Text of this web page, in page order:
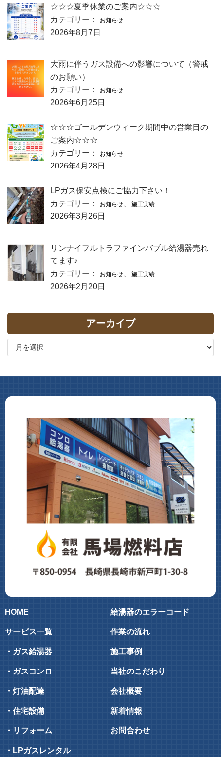
☆☆☆夏季休業のご案内☆☆☆
カテゴリー：
お知らせ
2026年8月7日
大雨に伴うガス設備への影響について（警戒
のお願い）
カテゴリー：
お知らせ
2026年6月25日
☆☆☆ゴールデンウィーク期間中の営業日の
ご案内☆☆☆
カテゴリー：
お知らせ
2026年4月28日
LPガス保安点検にご協力下さい！
カテゴリー：
お知らせ 施工実績
2026年3月26日
リンナイフルトラファインバブル給湯器売れ
てます♪
カテゴリー：
お知らせ 施工実績
2026年2月20日
アーカイブ
HOME
サービス一覧
・ガス給湯器
・ガスコンロ
・灯油配達
・住宅設備
・リフォーム
・LPガスレンタル
給湯器のエラーコード
作業の流れ
施工事例
当社のこだわり
会社概要
新着情報
お問合わせ